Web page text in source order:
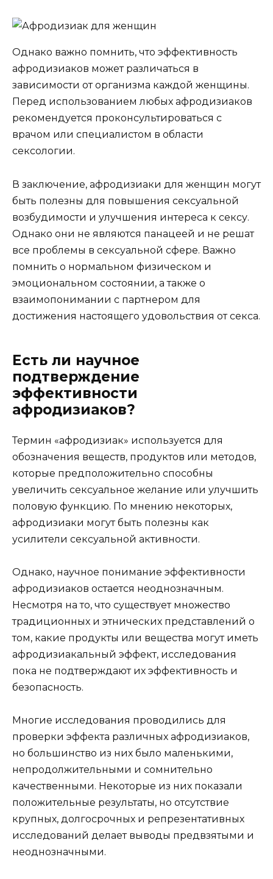
Однако важно помнить, что эффективность
афродизиаков может различаться в
зависимости от организма каждой женщины.
Перед использованием любых афродизиаков
рекомендуется проконсультироваться с
врачом или специалистом в области
сексологии.
В заключение, афродизиаки для женщин могут
быть полезны для повышения сексуальной
возбудимости и улучшения интереса к сексу.
Однако они не являются панацеей и не решат
все проблемы в сексуальной сфере. Важно
помнить о нормальном физическом и
эмоциональном состоянии, а также о
взаимопонимании с партнером для
достижения настоящего удовольствия от секса.
Есть ли научное
подтверждение
эффективности
афродизиаков?
Термин «афродизиак» используется для
обозначения веществ, продуктов или методов,
которые предположительно способны
увеличить сексуальное желание или улучшить
половую функцию. По мнению некоторых,
афродизиаки могут быть полезны как
усилители сексуальной активности.
Однако, научное понимание эффективности
афродизиаков остается неоднозначным.
Несмотря на то, что существует множество
традиционных и этнических представлений о
том, какие продукты или вещества могут иметь
афродизиакальный эффект, исследования
пока не подтверждают их эффективность и
безопасность.
Многие исследования проводились для
проверки эффекта различных афродизиаков,
но большинство из них было маленькими,
непродолжительными и сомнительно
качественными. Некоторые из них показали
положительные результаты, но отсутствие
крупных, долгосрочных и репрезентативных
исследований делает выводы предвзятыми и
неоднозначными.